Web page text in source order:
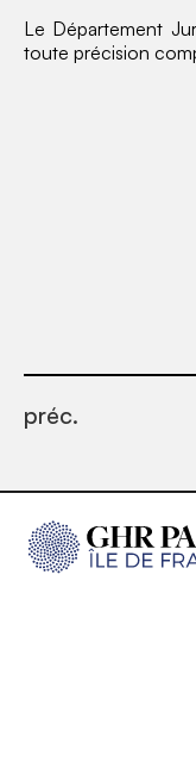
Le Département
toute précision
préc.